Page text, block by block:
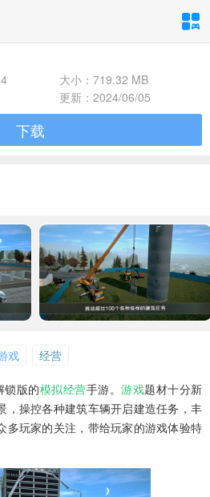
1百+款手游
冒险解谜
1百+款手游
模拟经营
1百+款手游
儿童教育
1百+款手游
大小：719.32 MB
更新：2024/06/05
下载
戏 经营
锁版的模拟经营手游。游戏题材十分新
，操控各种建筑车辆开启建造任务，丰
多玩家的关注，带给玩家的游戏体验特